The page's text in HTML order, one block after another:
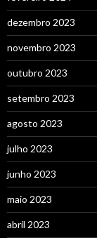
dezembro 2023
novembro 2023
outubro 2023
setembro 2023
agosto 2023
julho 2023
junho 2023
maio 2023
abril 2023